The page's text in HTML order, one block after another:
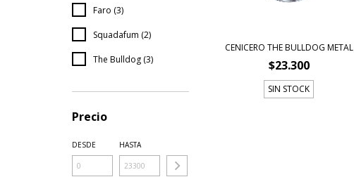
Faro (3)
Squadafum (2)
The Bulldog (3)
Precio
DESDE HASTA
CENICERO THE BULLDOG METAL
$23.300
SIN STOCK